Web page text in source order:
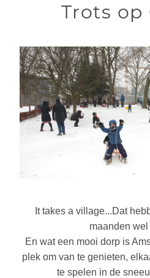
Trots
It takes a village...Dat
maanden
En wat een mooi dorp is
plek om van te genieten,
te spelen in de